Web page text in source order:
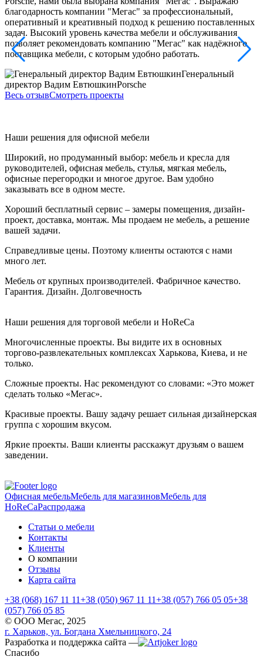
благодарность компании "Мегас" за профессиональный,
оперативный и креативный подход к решению поставленных
задач. Высокий уровень качества мебели и обслуживания
позволяет рекомендовать компанию "Мегас" как надёжного
поставщика мебели, с которым удобно работать.
Генеральный
директор Вадим ЕвтюшкинPorsche
Весь отзывСмотреть проекты
Наши решения для офисной мебели
Широкий, но продуманный выбор: мебель и кресла для
руководителей, офисная мебель, стулья, мягкая мебель,
офисные перегородки и многое другое. Вам удобно
заказывать все в одном месте.
Хороший бесплатный сервис – замеры помещения, дизайн-
проект, доставка, монтаж. Мы продаем не мебель, а решение
вашей задачи.
Справедливые цены. Поэтому клиенты остаются с нами
много лет.
Мебель от крупных производителей. Фабричное качество.
Гарантия. Дизайн. Долговечность
Наши решения для торговой мебели и HoReCa
Многочисленные проекты. Вы видите их в основных
торгово-развлекательных комплексах Харькова, Киева, и не
только.
Сложные проекты. Нас рекомендуют со словами: «Это может
сделать только «Мегас».
Красивые проекты. Вашу задачу решает сильная дизайнерская
группа с хорошим вкусом.
Яркие проекты. Ваши клиенты расскажут друзьям о вашем
заведении.
Офисная мебельМебель для магазиновМебель для
HoReCaРаспродажа
Статьи о мебели
Контакты
Клиенты
О компании
Отзывы
Карта сайта
+38 (068) 167 11 11+38 (050) 967 11 11+38 (057) 766 05 05+38
(057) 766 05 85
© ООО Мегас, 2025
г. Харьков, ул. Богдана Хмельницкого, 24
Разработка и поддержка сайта —
Спасибо